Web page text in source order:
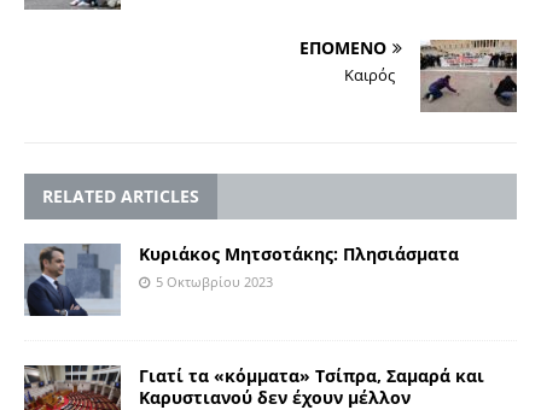
ΕΠΟΜΕΝΟ
Καιρός
RELATED ARTICLES
Κυριάκος Μητσοτάκης: Πλησιάσματα
5 Οκτωβρίου 2023
Γιατί τα «κόμματα» Τσίπρα, Σαμαρά και
Καρυστιανού δεν έχουν μέλλον